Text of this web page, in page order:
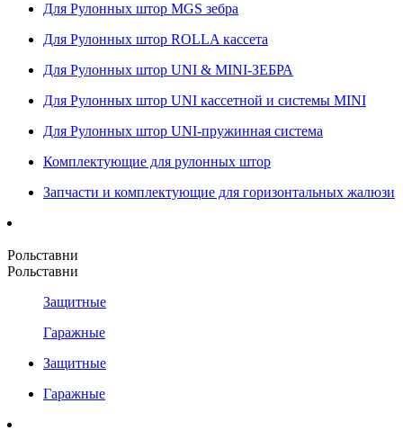
Для Рулонных штор MGS зебра
Для Рулонных штор ROLLA кассета
Для Рулонных штор UNI & MINI-ЗЕБРА
Для Рулонных штор UNI кассетной и системы MINI
Для Рулонных штор UNI-пружинная система
Комплектующие для рулонных штор
Запчасти и комплектующие для горизонтальных жалюзи
Рольставни
Рольставни
Защитные
Гаражные
Защитные
Гаражные